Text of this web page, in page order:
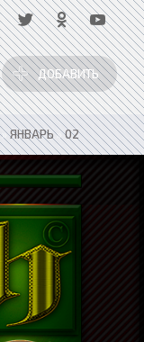
ДОБАВИТЬ
»ЯНВАРЬ»02